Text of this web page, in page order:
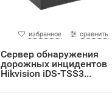
избранное сравнить
Сервер обнаружения
дорожных инцидентов
Hikvision iDS-TSS3...